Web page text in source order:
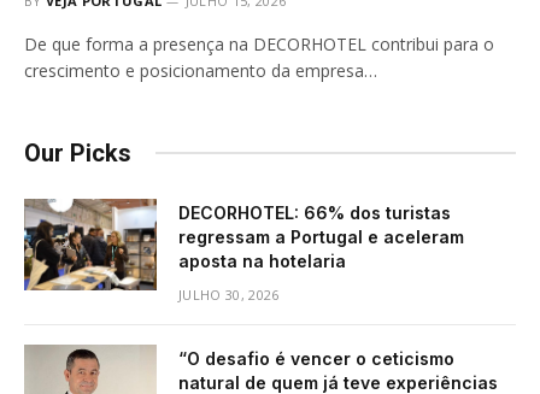
De que forma a presença na DECORHOTEL contribui para o
crescimento e posicionamento da empresa…
Our Picks
DECORHOTEL: 66% dos turistas
regressam a Portugal e aceleram
aposta na hotelaria
JULHO 30, 2026
“O desafio é vencer o ceticismo
natural de quem já teve experiências